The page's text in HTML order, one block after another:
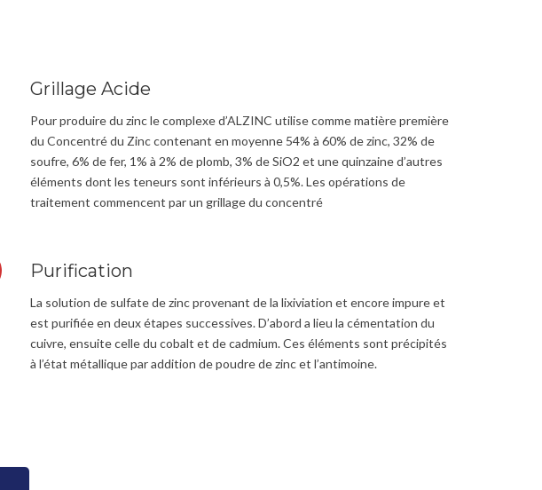
Grillage Acide
Pour produire du zinc le complexe d’ALZINC utilise comme matière première
du Concentré du Zinc contenant en moyenne 54% à 60% de zinc, 32% de
soufre, 6% de fer, 1% à 2% de plomb, 3% de SiO2 et une quinzaine d’autres
éléments dont les teneurs sont inférieurs à 0,5%. Les opérations de
traitement commencent par un grillage du concentré
Purification
La solution de sulfate de zinc provenant de la lixiviation et encore impure et
est purifiée en deux étapes successives. D’abord a lieu la cémentation du
cuivre, ensuite celle du cobalt et de cadmium. Ces éléments sont précipités
à l’état métallique par addition de poudre de zinc et l’antimoine.